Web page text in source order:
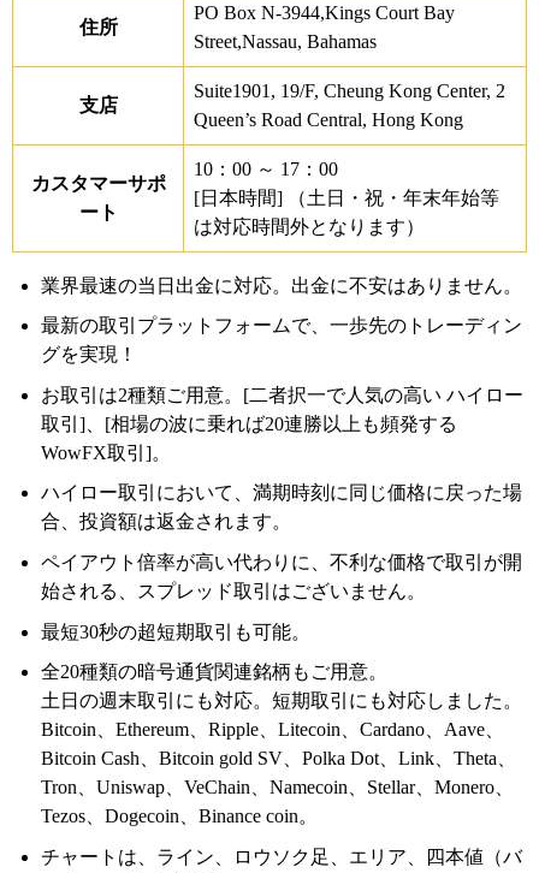
住所
PO Box N-3944,Kings Court Bay
Street,Nassau, Bahamas
支店
Suite1901, 19/F, Cheung Kong Center, 2
Queen’s Road Central, Hong Kong
カスタマーサポ
ート
10：00 ～ 17：00
[日本時間] （土日・祝・年末年始等
は対応時間外となります）
業界最速の当日出金に対応。出金に不安はありません。
最新の取引プラットフォームで、一歩先のトレーディン
グを実現！
お取引は2種類ご用意。[二者択一で人気の高い ハイロー
取引]、[相場の波に乗れば20連勝以上も頻発する
WowFX取引]。
ハイロー取引において、満期時刻に同じ価格に戻った場
合、投資額は返金されます。
ペイアウト倍率が高い代わりに、不利な価格で取引が開
始される、スプレッド取引はございません。
最短30秒の超短期取引も可能。
全20種類の暗号通貨関連銘柄もご用意。
土日の週末取引にも対応。短期取引にも対応しました。
Bitcoin、Ethereum、Ripple、Litecoin、Cardano、Aave、
Bitcoin Cash、Bitcoin gold SV、Polka Dot、Link、Theta、
Tron、Uniswap、VeChain、Namecoin、Stellar、Monero、
Tezos、Dogecoin、Binance coin。
チャートは、ライン、ロウソク足、エリア、四本値（バ